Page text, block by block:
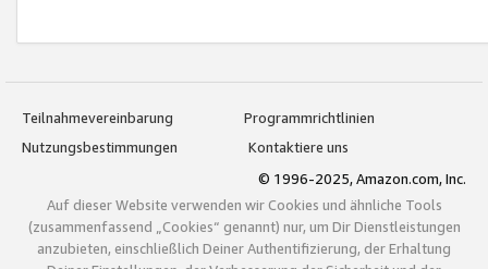
Teilnahmevereinbarung
Programmrichtlinien
Nutzungsbestimmungen
Kontaktiere uns
© 1996-2025, Amazon.com, Inc.
Auf dieser Website verwenden wir Cookies und ähnliche Tools
(zusammenfassend „Cookies“ genannt) nur, um Dir Dienstleistungen
anzubieten, einschließlich Deiner Authentifizierung, der Erhaltung